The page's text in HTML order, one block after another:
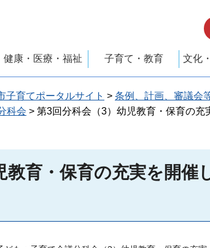
健康・医療・福祉 子育て・教育 文化
子育てポータルサイト > 条例、計画、審議会
科会 > 第3回分科会（3）幼児教育・保育の充
教育・保育の充実を開催